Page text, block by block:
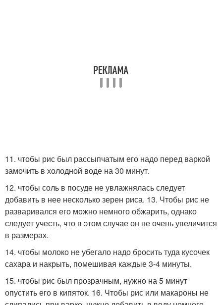
11. чтобы рис был рассыпчатым его надо перед варкой
замочить в холодной воде на 30 минут.
12. чтобы соль в посуде не увлажнялась следует
добавить в нее несколько зерен риса. 13. Чтобы рис не
разваривался его можно немного обжарить, однако
следует учесть, что в этом случае он не очень увеличится
в размерах.
14. чтобы молоко не убегало надо бросить туда кусочек
сахара и накрыть, помешивая каждые 3-4 минуты.
15. чтобы рис был прозрачным, нужно на 5 минут
опустить его в кипяток. 16. Чтобы рис или макароны не